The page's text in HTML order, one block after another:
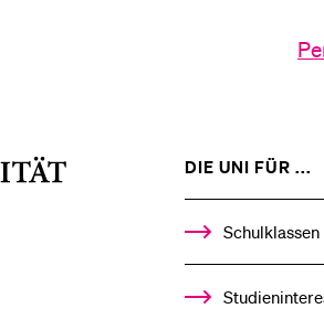
DIE UNI FÜR ...